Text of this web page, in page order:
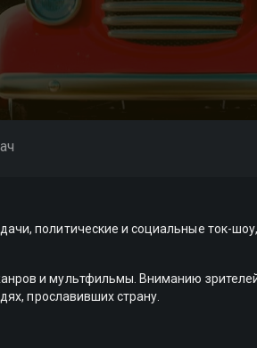
политические и социальные ток-
и мультфильмы. Вниманию
прославивших страну.